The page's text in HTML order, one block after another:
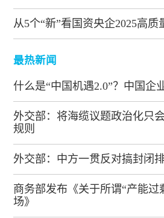
从5个“新”看国资央企2025高质
最热新闻
什么是“中国机遇2.0”？中国企
外交部：将海缆议题政治化只
规则
外交部：中方一贯反对搞封闭
商务部发布《关于所谓“产能过
场》